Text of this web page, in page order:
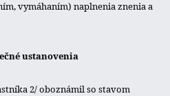
vymáhaním) naplnenia znenia a
ustanovenia
2/ oboznámil so stavom